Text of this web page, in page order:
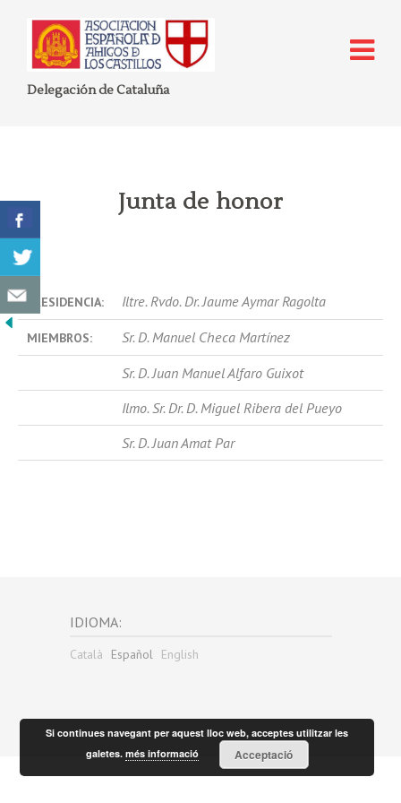
Delegación de Cataluña
Junta de honor
PRESIDENCIA: Iltre. Rvdo. Dr. Jaume Aymar Ragolta
MIEMBROS:
Sr. D. Manuel Checa Martínez
Sr. D. Juan Manuel Alfaro Guixot
Ilmo. Sr. Dr. D. Miguel Ribera del Pueyo
Sr. D. Juan Amat Par
IDIOMA:
Català Español English
Si continues navegant per aquest lloc web, acceptes utilitzar les
galetes. més informació Acceptació